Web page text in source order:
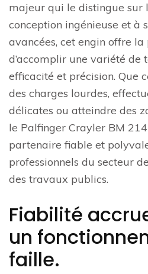
majeur qui le distingue sur
conception ingénieuse et à
avancées, cet engin offre la
d’accomplir une variété de
efficacité et précision. Que
des charges lourdes,
délicates ou atteindre des
le Palfinger Crayler BM
partenaire fiable et
professionnels du secteur
des travaux publics.
Fiabilité
un
faille.